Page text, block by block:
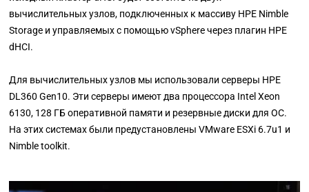
вычислительных узлов, подключенных к массиву HPE Nimble
Storage и управляемых с помощью vSphere через плагин HPE
dHCI.
Для вычислительных узлов мы использовали серверы HPE
DL360 Gen10. Эти серверы имеют два процессора Intel Xeon
6130, 128 ГБ оперативной памяти и резервные диски для ОС.
На этих системах были предустановлены VMware ESXi 6.7u1 и
Nimble toolkit.